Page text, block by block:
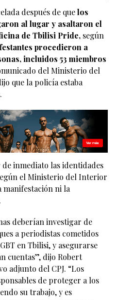
después de quelos
al lugar y asaltaron el
de Tbilisi Pride,según
procedieron a
incluidos 53 miembros
del Ministerio del
que la policía estaba
inmediato las identidades
el Ministerio del Interior
manifestación ni la
deberían investigar de
a periodistas cometidos
en Tbilisi, y asegurarse
cuentas”, dijo Robert
adjunto del CPJ. “Los
de proteger a los
su trabajo, y es